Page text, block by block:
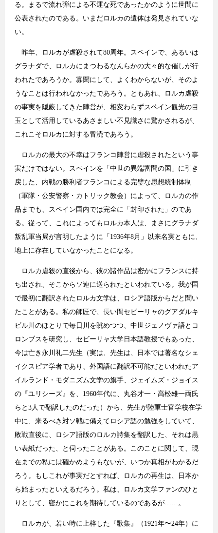
る。まるで流れ弾による不運な死であったかのように世間に
公表されたのである。いまだロルカの遺体は発見されていな
い。
昨年、ロルカが虐殺されて80周年。スペインで、あるいは
グラナダで、ロルカにまつわるなんらかの大々的な催しが行
われたであろうか。寡聞にして、よくわからないが、そのよ
うなことは行われなかったであろう。ともあれ、ロルカ虐殺
の事実を隠蔽してきた陣営が、相変わらずスペイン観光の目
玉として活用しているあさましい不見識さに驚かされるが、
これこそロルカに対する冒涜であろう。
ロルカの最大の不幸はフランコ陣営に虐殺されたという事
実だけではない。スペインを「中世の異端審問の国」に引き
戻した、内戦の勝利者フランコによる完璧な思想統制体制
（軍隊・公安警察・カトリック教会）によって、ロルカの作
品までも、スペイン国内では完全に「封印された」のであ
る。従って、これによってもロルカ本人は、まさにグラナダ
叛乱軍当局が言明したように「1936年8月」以来名実ともに、
地上に存在していなかったことになる。
ロルカ虐殺の直後から、彼の諸作品は密かにフランスに持
ち出され、そこからソ連に送られたといわれている。我が国
で最初に翻訳されたロルカ文学は、ロシア語版からだと聞い
たことがある。私の師匠で、長い間セビーリャのグアダルキ
ビル川のほとりで毎日川を眺めつつ、中世ジェノヴァ語とコ
ロンブスを研究し、セビーリャ大学日本語教授でもあった、
今は亡き永川礼二先生（実は、先生は、日本では著名なシェ
イクスピア学者であり、外国語に翻訳不可能だといわれたア
イルランド・モダニズム文学の旗手、ジェイムズ・ジョイス
の『ユリシーズ』を、1960年代に、丸谷才一・高松雄一両氏
らと3人で翻訳したのだった）から、先生が陸軍士官学校在学
中に、来るべき対ソ戦に備えてロシア語の勉強をしていて、
敗戦直後に、ロシア語版のロルカ詩集を翻訳した、それは黒
い表紙だった、と伺ったことがある。このことに関して、現
在までの私には確かめようもないが、いつか真相がわかるだ
ろう。もしこれが事実だとすれば、ロルカの再生は、日本か
ら始まったといえるだろう。私は、ロルカ文学ファンのひと
りとして、密かにこれを期待しているのであるが……。
ロルカが、若い時に上梓した『歌集』（1921年〜24年）に